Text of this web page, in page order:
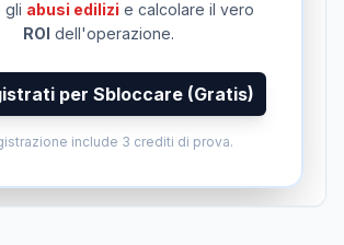
gli abusi edilizi e calcolare il vero
ROI dell'operazione.
per Sbloccare (Gratis)
include 3 crediti di prova.